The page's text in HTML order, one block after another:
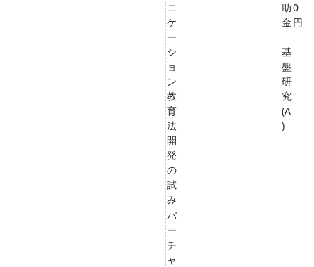
ニ
ケ
ー
シ
ョ
ン
教
育
法
開
発
の
試
み
助
金
基
盤
研
究
(A
)
0
円
バ
ー
チ
ャ